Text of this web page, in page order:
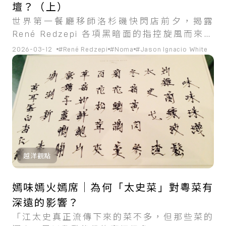
壇？（上）
世界第一餐廳移師洛杉磯快閃店前夕，揭露
René Redzepi 各項黑暗面的指控旋風而來，
名廚的功與過，無法相抵。
2026-03-12 #René Redzepi #Noma #Jason Ignacio White
越洋觀點
嫣味嫣火嫣席｜為何「太史菜」對粵菜有
深遠的影響？
「江太史真正流傳下來的菜不多，但那些菜的